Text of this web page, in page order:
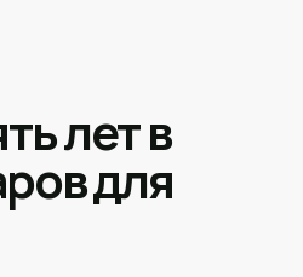
лет в
для